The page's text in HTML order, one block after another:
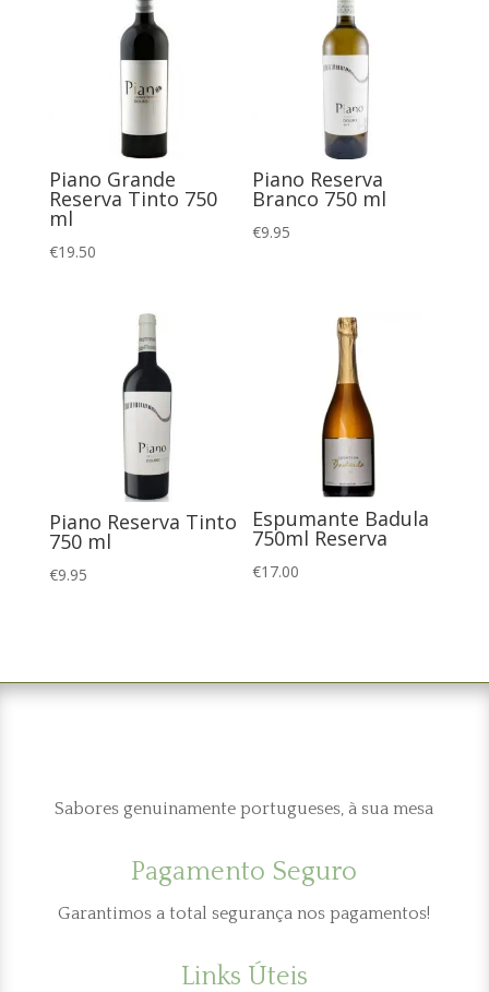
Piano Grande
Reserva Tinto 750
ml
€19.50
Piano Reserva
Branco 750 ml
€9.95
Piano Reserva Tinto
750 ml
€9.95
Espumante Badula
750ml Reserva
€17.00
Sabores genuinamente portugueses, à sua mesa
Pagamento Seguro
Garantimos a total segurança nos pagamentos!
Links Úteis